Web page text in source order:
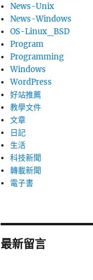
News-Unix
News-Windows
OS-Linux_BSD
Program
Programming
Windows
WordPress
好站推薦
教學文件
文章
日記
生活
科技新聞
轉載新聞
電子書
最新留言